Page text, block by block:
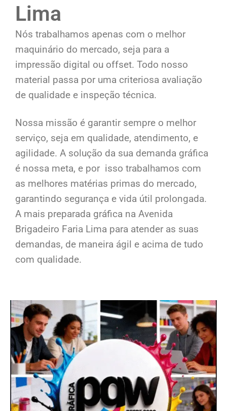
Lima
Nós trabalhamos apenas com o melhor
maquinário do mercado, seja para a
impressão digital ou offset. Todo nosso
material passa por uma criteriosa avaliação
de qualidade e inspeção técnica.
Nossa missão é garantir sempre o melhor
serviço, seja em qualidade, atendimento, e
agilidade. A solução da sua demanda gráfica
é nossa meta, e por isso trabalhamos com
as melhores matérias primas do mercado,
garantindo segurança e vida útil prolongada.
A mais preparada gráfica na Avenida
Brigadeiro Faria Lima para atender as suas
demandas, de maneira ágil e acima de tudo
com qualidade.